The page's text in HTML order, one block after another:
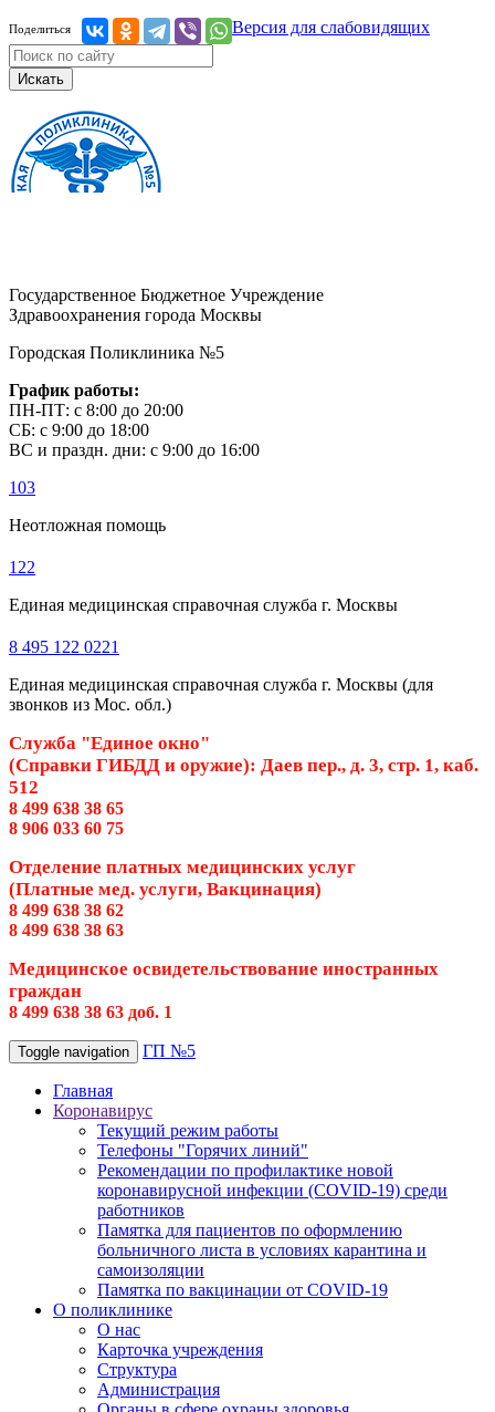
Поделиться Версия для слабовидящих
Искать
Государственное Бюджетное Учреждение
Здравоохранения города Москвы
Городская Поликлиника №5
График работы:
ПН-ПТ: с 8:00 до 20:00
СБ: с 9:00 до 18:00
ВС и праздн. дни: с 9:00 до 16:00
103
Неотложная помощь
122
Единая медицинская справочная служба г. Москвы
8 495 122 0221
Единая медицинская справочная служба г. Москвы (для
звонков из Мос. обл.)
Служба "Единое окно"
(Справки ГИБДД и оружие): Даев пер., д. 3, стр. 1, каб.
512
8 499 638 38 65
8 906 033 60 75
Отделение платных медицинских услуг
(Платные мед. услуги, Вакцинация)
8 499 638 38 62
8 499 638 38 63
Медицинское освидетельствование иностранных
граждан
8 499 638 38 63 доб. 1
Toggle navigation ГП №5
Главная
Коронавирус
Текущий режим работы
Телефоны "Горячих линий"
Рекомендации по профилактике новой
коронавирусной инфекции (COVID-19) среди
работников
Памятка для пациентов по оформлению
больничного листа в условиях карантина и
самоизоляции
Памятка по вакцинации от COVID-19
О поликлинике
О нас
Карточка учреждения
Структура
Администрация